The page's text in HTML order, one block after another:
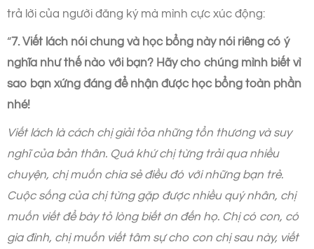
trả lời của người đăng ký mà mình cực xúc động:
“7. Viết lách nói chung và học bổng này nói riêng có ý
nghĩa như thế nào với bạn? Hãy cho chúng mình biết vì
sao bạn xứng đáng để nhận được học bổng toàn phần
nhé!
Viết lách là cách chị giải tỏa những tổn thương và suy
nghĩ của bản thân. Quá khứ chị từng trải qua nhiều
chuyện, chị muốn chia sẻ điều đó với những bạn trẻ.
Cuộc sống của chị từng gặp được nhiều quý nhân, chị
muốn viết để bày tỏ lòng biết ơn đến họ. Chị có con, có
gia đình, chị muốn viết tâm sự cho con chị sau này, viết